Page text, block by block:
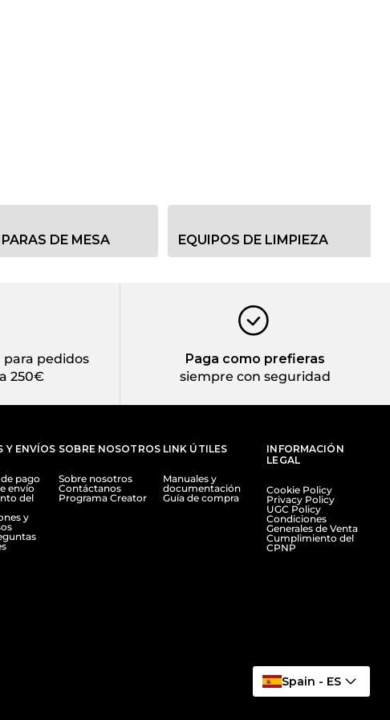
DE MESA EQUIPOS DE LIMPIEZA
para pedidos
250€
Paga como prefieras
siempre con seguridad
Y ENVÍOS
pago
envío
del
y
SOBRE NOSOTROS
Sobre nosotros
Contáctanos
Programa Creator
LINK ÚTILES
Manuales y
documentación
Guía de compra
INFORMACIÓN
LEGAL
Cookie Policy
Privacy Policy
UGC Policy
Condiciones
Generales de Venta
Cumplimiento del
CPNP
Spain - ES